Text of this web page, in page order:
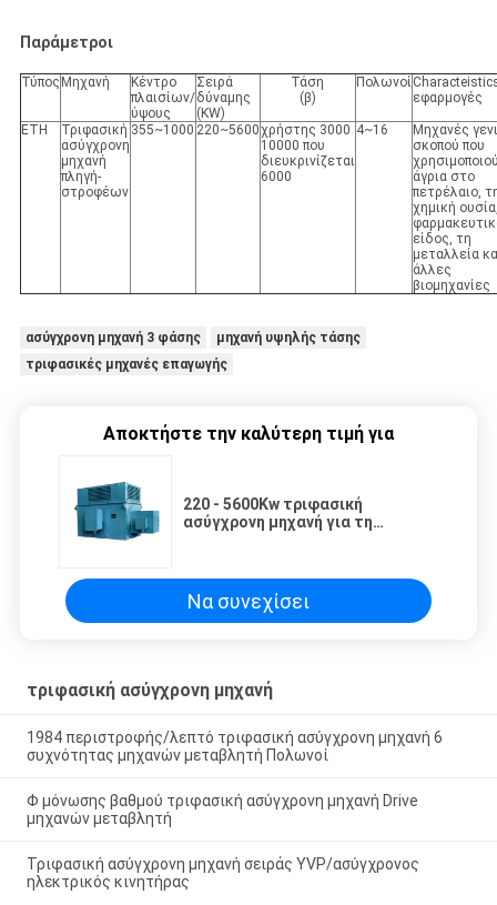
Παράμετροι
Τύπος Μηχανή
Κέντρο
πλαισίων/
ύψους
Σειρά
δύναμης
(KW)
Τάση
(β)
Πολωνοί
εφαρμογές
ΕΤΗ
Τριφασική
ασύγχρονη
μηχανή
πληγή-
στροφέων
355~1000 220~5600χρήστης 3000
10000 που
διευκρινίζεται
6000
4~16
Μηχανές
σκοπού που
άγρια στο
πετρέλαιο,
χημική
είδος, τη
μεταλλεία
άλλες
βιομηχανίες
ασύγχρονη μηχανή 3 φάσης
μηχανή υψηλής τάσης
τριφασικές μηχανές επαγωγής
Αποκτήστε την καλύτερη τιμή για
220 - 5600Kw τριφασική
ασύγχρονη μηχανή για τη
Να συνεχίσει
τριφασική ασύγχρονη μηχανή
1984 περιστροφής/λεπτό τριφασική ασύγχρονη μηχανή 6
συχνότητας μηχανών μεταβλητή Πολωνοί
Φ μόνωσης βαθμού τριφασική ασύγχρονη μηχανή Drive
μηχανών μεταβλητή
Τριφασική ασύγχρονη μηχανή σειράς YVP/ασύγχρονος
ηλεκτρικός κινητήρας